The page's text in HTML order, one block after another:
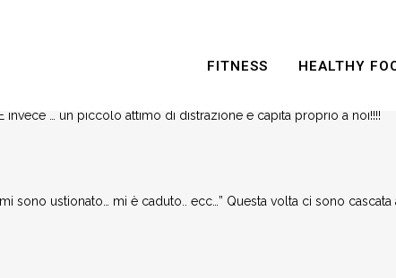
FITNESS HEALTHY
invece … un piccolo attimo di distrazione e capita proprio a noi!!!!
sono ustionato… mi è caduto.. ecc…” Questa volta ci sono